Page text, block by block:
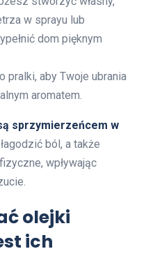
w sprayu lub
dom pięknym
pralki, aby Twoje ubrania
aromatem.
sprzymierzeńcem w
ból, a także
wpływając
olejki
ich